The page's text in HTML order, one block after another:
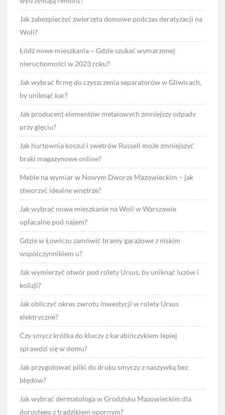
Jak zabezpieczyć zwierzęta domowe podczas deratyzacji na
Woli?
Łódź nowe mieszkania – Gdzie szukać wymarzonej
nieruchomości w 2023 roku?
Jak wybrać firmę do czyszczenia separatorów w Gliwicach,
by uniknąć kar?
Jak producent elementów metalowych zmniejszy odpady
przy gięciu?
Jak hurtownia koszul i swetrów Russell może zmniejszyć
braki magazynowe online?
Meble na wymiar w Nowym Dworze Mazowieckim – jak
stworzyć idealne wnętrze?
Jak wybrać nowe mieszkanie na Woli w Warszawie
opłacalne pod najem?
Gdzie w Łowiczu zamówić bramy garażowe z niskim
współczynnikiem u?
Jak wymierzyć otwór pod rolety Ursus, by uniknąć luzów i
kolizji?
Jak obliczyć okres zwrotu inwestycji w rolety Ursus
elektryczne?
Czy smycz krótka do kluczy z karabińczykiem lepiej
sprawdzi się w domu?
Jak przygotować pliki do druku smyczy z naszywką bez
błędów?
Jak wybrać dermatologa w Grodzisku Mazowieckim dla
dorosłego z trądzikiem opornym?